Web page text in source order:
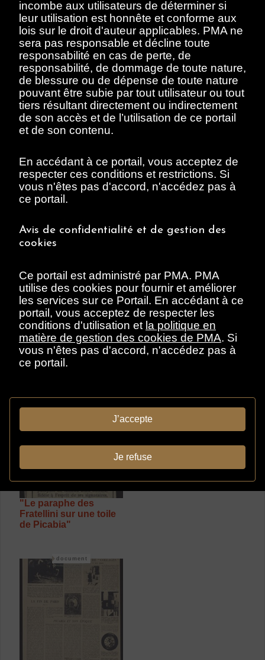
1964 November 11
Georges Braque"
1963 September 3
document
Grand, P. M. (Paule
Marie)
Le Monde
Le monde. "Une
exposition du Musée
pedagogique fait-il
exalter l'art gaulois?"
document
"Le paraphe des
Fratellini sur une toile
de Picabia"
document
incombe aux utilisateurs de déterminer si
leur utilisation est honnête et conforme aux
lois sur le droit d'auteur applicables. PMA ne
sera pas responsable et décline toute
responsabilité en cas de perte, de
responsabilité, de dommage de toute nature,
de blessure ou de dépense de toute nature
pouvant être subie par tout utilisateur ou tout
tiers résultant directement ou indirectement
de son accès et de l’utilisation de ce portail
et de son contenu.
En accédant à ce portail, vous acceptez de
respecter ces conditions et restrictions. Si
vous n'êtes pas d'accord, n'accédez pas à
ce portail.
Avis de confidentialité et de gestion des
cookies
Ce portail est administré par PMA. PMA
utilise des cookies pour fournir et améliorer
les services sur ce Portail. En accédant à ce
portail, vous acceptez de respecter les
conditions d'utilisation et la politique en
matière de gestion des cookies de PMA. Si
vous n'êtes pas d'accord, n'accédez pas à
ce portail.
J’accepte
Je refuse